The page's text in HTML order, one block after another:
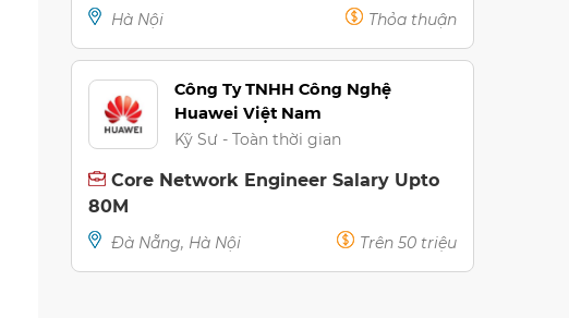
Hà Nội Thỏa thuận
Công Ty TNHH Công Nghệ
Huawei Việt Nam
Kỹ Sư - Toàn thời gian
Core Network Engineer Salary Upto
80M
Đà Nẵng, Hà Nội Trên 50 triệu